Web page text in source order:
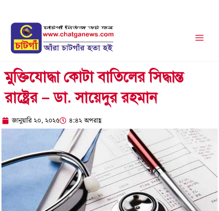
content
মুক্তিযোদ্ধা কোটা বাতিলের সিদ্ধান্ত
রাষ্ট্রের – ডা. সায়েদুর রহমান
জানুয়ারি ২০, ২০২৫ ৪:৪২ অপরাহ্ণ